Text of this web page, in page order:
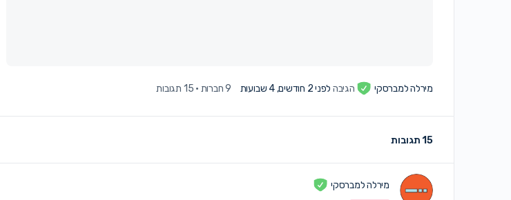
מירלה למברסקי הגיבה לפני 2 חודשים, 4 שבועות 9 חברות · 15 תגובות
15 תגובות
מירלה למברסקי